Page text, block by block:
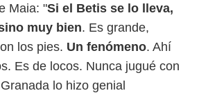
Maia: "Si el Betis se lo lleva,
muy bien. Es grande,
los pies. Un fenómeno. Ahí
Es de locos. Nunca jugué con
lo hizo genial